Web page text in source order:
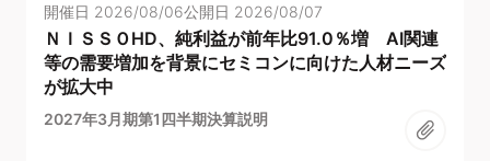
開催日 2026/08/06公開日 2026/08/07
ＮＩＳＳＯHD、純利益が前年比91.0％増 AI関連
等の需要増加を背景にセミコンに向けた人材ニーズ
が拡大中
2027年3月期第1四半期決算説明